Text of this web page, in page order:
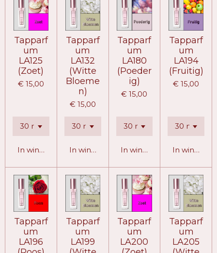
Tapparf
um
LA125
(Zoet)
€ 15,00
In winkelwagen
Tapparf
um
LA132
(Witte
Bloeme
n)
€ 15,00
In winkelwagen
Tapparf
um
LA180
(Poeder
ig)
€ 15,00
In winkelwagen
Tapparf
um
LA194
(Fruitig)
€ 15,00
In
Tapparf
um
LA196
Tapparf
um
LA199
Tapparf
um
LA200
Tapparf
um
LA205